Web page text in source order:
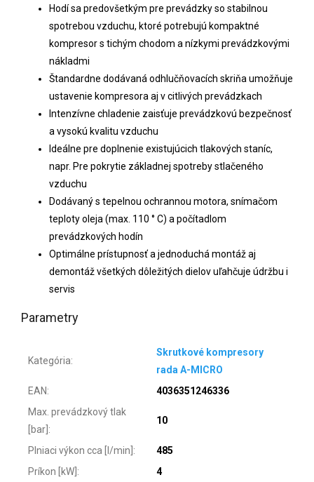
Hodí sa predovšetkým pre prevádzky so stabilnou
spotrebou vzduchu, ktoré potrebujú kompaktné
kompresor s tichým chodom a nízkymi prevádzkovými
nákladmi
Štandardne dodávaná odhlučňovacích skriňa umožňuje
ustavenie kompresora aj v citlivých prevádzkach
Intenzívne chladenie zaisťuje prevádzkovú bezpečnosť
a vysokú kvalitu vzduchu
Ideálne pre doplnenie existujúcich tlakových staníc,
napr. Pre pokrytie základnej spotreby stlačeného
vzduchu
Dodávaný s tepelnou ochrannou motora, snímačom
teploty oleja (max. 110 ° C) a počítadlom
prevádzkových hodín
Optimálne prístupnosť a jednoduchá montáž aj
demontáž všetkých dôležitých dielov uľahčuje údržbu i
servis
Parametry
Kategória:
Skrutkové kompresory
rada A-MICRO
EAN:
4036351246336
Max. prevádzkový tlak
[bar] :
10
Plniaci výkon cca [l/min] :
485
Príkon [kW] : 4